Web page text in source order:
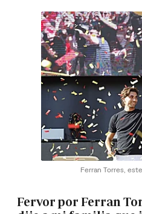
Ferran Torres,
Fervor por Ferran